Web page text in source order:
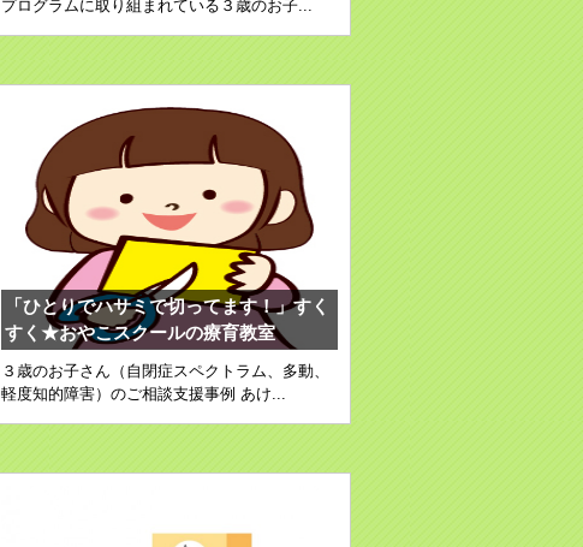
プログラムに取り組まれている３歳のお子...
「ひとりでハサミで切ってます！」すく
すく★おやこスクールの療育教室
３歳のお子さん（自閉症スペクトラム、多動、
軽度知的障害）のご相談支援事例 あけ...